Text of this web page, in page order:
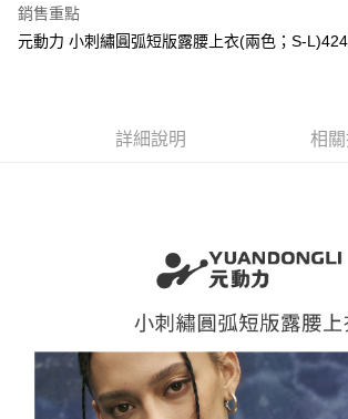
成交易。
3.實際核准額度、可分期數及費用金額請依後續交易確
1.分期款項不併入電信帳單，「大哥付你分期」於每月
1.本服務係由「台灣大哥大股份有限公司」（以下簡稱
用戶於交易時，得透過本服務購買商品或服務，並由商
2.基於同意付款使用「大哥付你分期」之契約關係目的
由本公司與您本人進行分期帳單所需資料之確認、核對
3.完整用戶服務條款，請詳閱以下連結： https://
【關於「AFTEE先享後付」】
便利好安心！
【「AFTEE先享後付」結帳流程】
ATM／網路銀行／等多元方式進行付款，方視為交易完
※ 請注意：結帳手續完成當下不需立刻繳費，但若您
購買商品的店家。未經商家同意取消之訂單仍視為有效
※ 交易是否成功請以「AFTEE先享後付 」之結帳頁面
是否繳費成功／繳費後需取消欲退款等相關疑問，請
客戶支援中心」
https://netprotections.freshdesk.com/
【注意事項】
運送方式
付款後全家取貨
每筆NT$120，滿NT$2,500(含以上)免運費
7-11取貨付款
每筆NT$120，滿NT$2,500(含以上)免運費
銷售重點
元動力 小刺繡圓弧短版露腰上衣(兩色；S-
詳細說明 相